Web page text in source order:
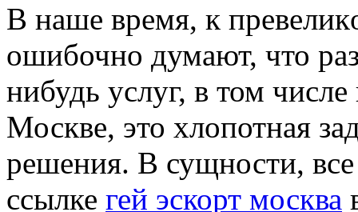
В нaшe врeмя, к
ошибочно думают, что
нибудь услуг, в том
Москве, это хлопотная
решения. В сущности,
ссылке гей эскорт москва